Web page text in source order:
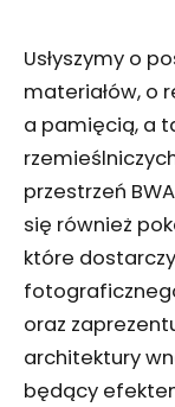
Usłyszymy o
materiałów, o
a pamięcią, a
przestrzeń
się również
które
oraz
architektury
będący